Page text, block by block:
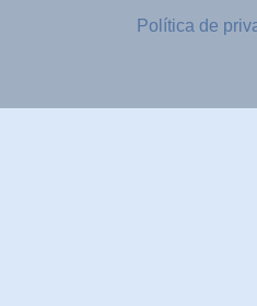
Política de